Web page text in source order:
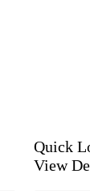
Quick
View